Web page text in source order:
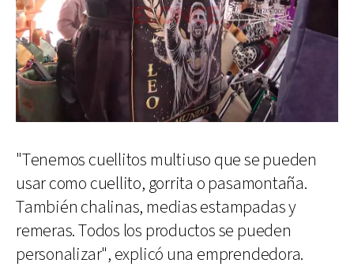
"Tenemos cuellitos multiuso que se pueden
usar como cuellito, gorrita o pasamontaña.
También chalinas, medias estampadas y
remeras. Todos los productos se pueden
personalizar", explicó una emprendedora.